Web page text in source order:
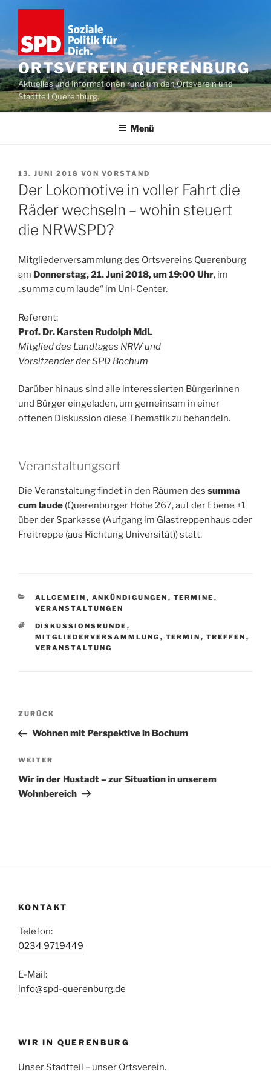
Zum
springen
ORTSVEREIN QUERENBURG
Aktuelles und Informationen rund um den Ortsverein und
Stadtteil Querenburg.
Menü
VERÖFFENTLICHT
AM
13. JUNI 2018 VON VORSTAND
Der Lokomotive in voller Fahrt die
Räder wechseln – wohin steuert
die NRWSPD?
Mitgliederversammlung des Ortsvereins Querenburg
am Donnerstag, 21. Juni 2018, um 19:00 Uhr, im
„summa cum laude“ im Uni-Center.
Referent:
Prof. Dr. Karsten Rudolph MdL
Mitglied des Landtages NRW und
Vorsitzender der SPD Bochum
Darüber hinaus sind alle interessierten Bürgerinnen
und Bürger eingeladen, um gemeinsam in einer
offenen Diskussion diese Thematik zu behandeln.
Veranstaltungsort
Die Veranstaltung findet in den Räumen des summa
cum laude (Querenburger Höhe 267, auf der Ebene +1
über der Sparkasse (Aufgang im Glastreppenhaus oder
Freitreppe (aus Richtung Universität)) statt.
KATEGORIEN
ALLGEMEIN , ANKÜNDIGUNGEN , TERMINE ,
VERANSTALTUNGEN
SCHLAGWÖRTER
DISKUSSIONSRUNDE ,
MITGLIEDERVERSAMMLUNG , TERMIN , TREFFEN ,
VERANSTALTUNG
Beitragsnavigation
Vorheriger
Beitrag
ZURÜCK
Wohnen mit Perspektive in Bochum
Nächster
Beitrag
WEITER
Wir in der Hustadt – zur Situation in unserem
Wohnbereich
KONTAKT
Telefon:
0234 9719449
E-Mail:
info@spd-querenburg.de
WIR IN QUERENBURG
Unser Stadtteil – unser Ortsverein.